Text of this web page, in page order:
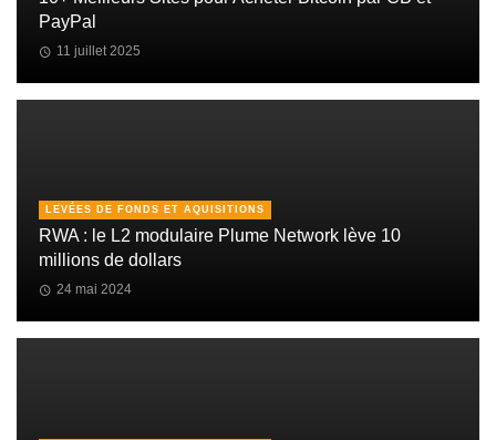
PayPal
11 juillet 2025
LEVÉES DE FONDS ET AQUISITIONS
RWA : le L2 modulaire Plume Network lève 10
millions de dollars
24 mai 2024